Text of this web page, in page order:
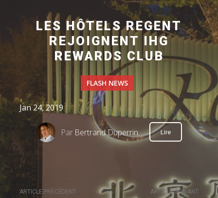
ARTICLE PRÉCÉDENT ARTICLE SUIVANT
LES HÔTELS REGENT
REJOIGNENT IHG
REWARDS CLUB
FLASH NEWS
Jan 24, 2019
Par Bertrand Duperrin Lire